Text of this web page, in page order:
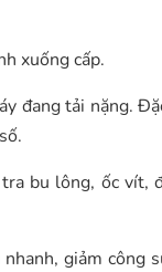
xuống cấp.
đang tải nặng.
bu lông, ốc vít,
giảm công